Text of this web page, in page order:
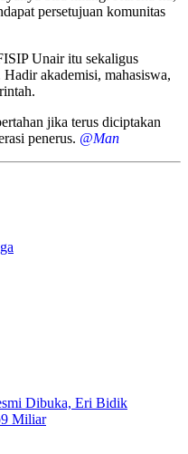
persetujuan komunitas
Unair itu sekaligus
akademisi, mahasiswa,
jika terus diciptakan
penerus. @Man
Dibuka, Eri Bidik
Miliar